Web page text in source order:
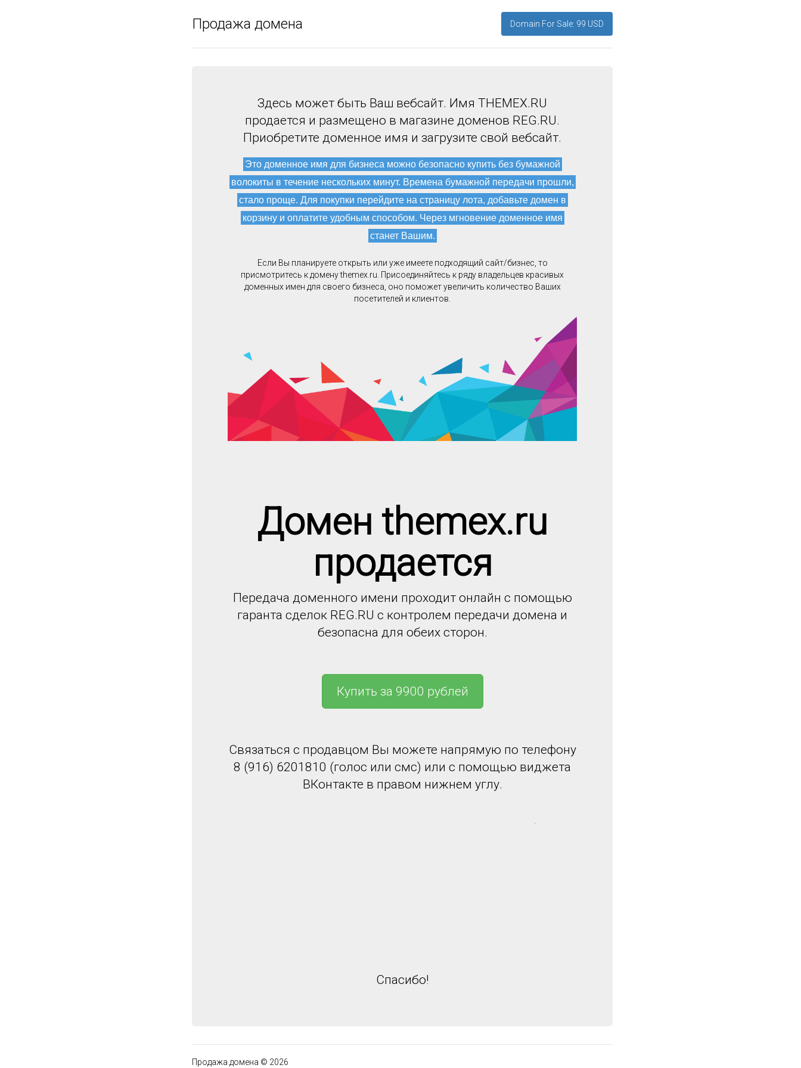
Domain For Sale: 99 USD
Продажа домена
Здесь может быть Ваш вебсайт. Имя THEMEX.RU
продается и размещено в магазине доменов REG.RU.
Приобретите доменное имя и загрузите свой вебсайт.
Это доменное имя для бизнеса можно безопасно купить без бумажной
волокиты в течение нескольких минут. Времена бумажной передачи прошли,
стало проще. Для покупки перейдите на страницу лота, добавьте домен в
корзину и оплатите удобным способом. Через мгновение доменное имя
станет Вашим.
Если Вы планируете открыть или уже имеете подходящий сайт/бизнес, то
присмотритесь к домену themex.ru. Присоединяйтесь к ряду владельцев красивых
доменных имен для своего бизнеса, оно поможет увеличить количество Ваших
посетителей и клиентов.
Домен themex.ru
продается
Передача доменного имени проходит онлайн с помощью
гаранта сделок REG.RU с контролем передачи домена и
безопасна для обеих сторон.
Купить за 9900 рублей
Связаться с продавцом Вы можете напрямую по телефону
8 (916) 6201810 (голос или смс) или с помощью виджета
ВКонтакте в правом нижнем углу.
Спасибо!
Продажа домена © 2026